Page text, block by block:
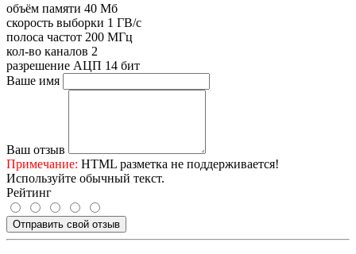
объём памяти 40 Мб
скорость выборки 1 ГВ/с
полоса частот 200 МГц
кол-во каналов 2
разрешение АЦП 14 бит
Ваше имя
Ваш отзыв
Примечание: HTML разметка не поддерживается!
Используйте обычный текст.
Рейтинг
Отправить свой отзыв